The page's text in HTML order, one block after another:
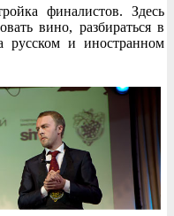
финалистов. Здесь
вино, разбираться в
русском и иностранном